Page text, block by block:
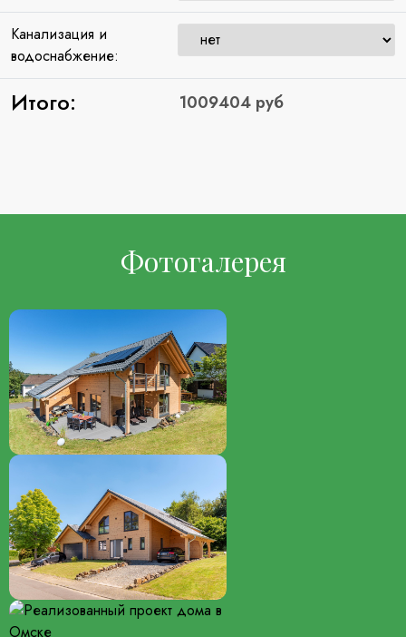
Канализация и
водоснабжение:
Итого:
Фотогалерея